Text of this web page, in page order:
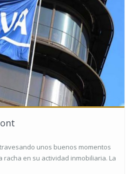
unos buenos momentos
racha en su actividad inmobiliaria. La